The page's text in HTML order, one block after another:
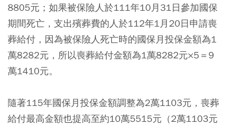
8805元；如果被保險人於111年10月31日參加國保
期間死亡，支出殯葬費的人於112年1月20日申請喪
葬給付，因為被保險人死亡時的國保月投保金額為1
萬8282元，所以喪葬給付金額為1萬8282元×5＝9
萬1410元。
隨著115年國保月投保金額調整為2萬1103元，喪葬
給付最高金額也提高至約10萬5515元（2萬1103元